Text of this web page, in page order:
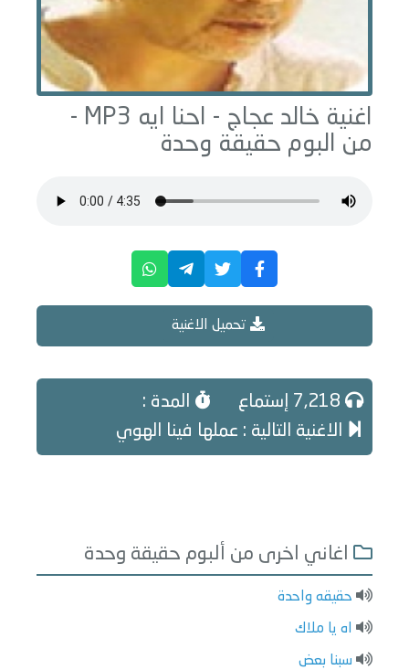
اغنية خالد عجاج - احنا ايه
MP3 -
من البوم حقيقة وحدة
تحميل الاغنية
المدة :
الاغنية التالية : عملها فينا الهوي
اغاني اخرى من ألبوم حقيقة وحدة
حقيقه واحدة
اه يا ملاك
سبنا بعض